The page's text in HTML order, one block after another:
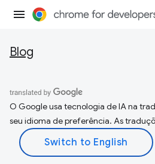
Blog
O Google usa tecnologia de IA na
seu idioma de preferência. As